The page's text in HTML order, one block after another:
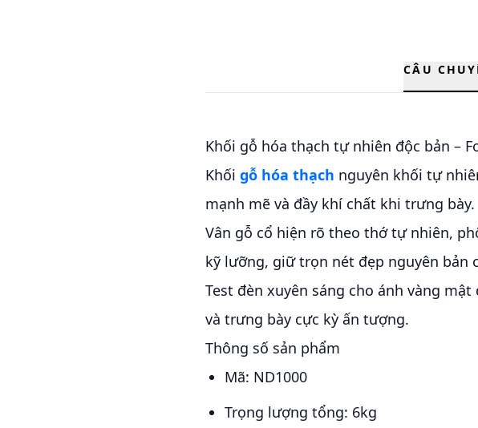
CÂU
Khối gỗ hóa thạch tự nhiên độc bản –
Khối gỗ hóa thạch nguyên khối tự
mạnh mẽ và đầy khí chất khi trưng bày.
Vân gỗ cổ hiện rõ theo thớ tự nhiên,
kỹ lưỡng, giữ trọn nét đẹp nguyên bản
Test đèn xuyên sáng cho ánh vàng
và trưng bày cực kỳ ấn tượng.
Thông số sản phẩm
Mã: ND1000
Trọng lượng tổng: 6kg